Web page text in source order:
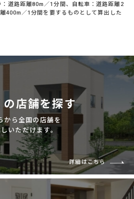
道路距離80m／1分間、自転車：道路距離2
400m／1分間を要するものとして算出した
の店舗を探す
から全国の店舗を
いただけます。
詳細はこちら